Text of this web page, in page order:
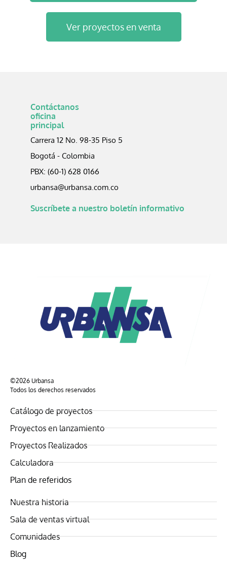
Ver proyectos en venta
Contáctanos
oficina
principal
Carrera 12 No. 98-35 Piso 5
Bogotá - Colombia
PBX: (60-1) 628 0166
urbansa@urbansa.com.co
Suscríbete a nuestro boletín informativo​
©2026 Urbansa
Todos los derechos reservados
Catálogo de proyectos
Proyectos en lanzamiento
Proyectos Realizados
Calculadora
Plan de referidos
Nuestra historia
Sala de ventas virtual
Comunidades
Blog